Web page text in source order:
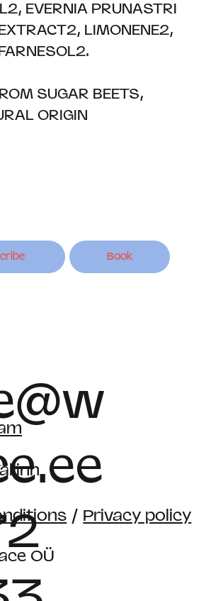
EVERNIA PRUNASTRI
LIMONENE2,
SUGAR BEETS,
ORIGIN
OÜ
/ Privacy policy
Book